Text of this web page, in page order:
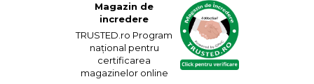
Magazin de
incredere
TRUSTED.ro Program
național pentru
certificarea
magazinelor online